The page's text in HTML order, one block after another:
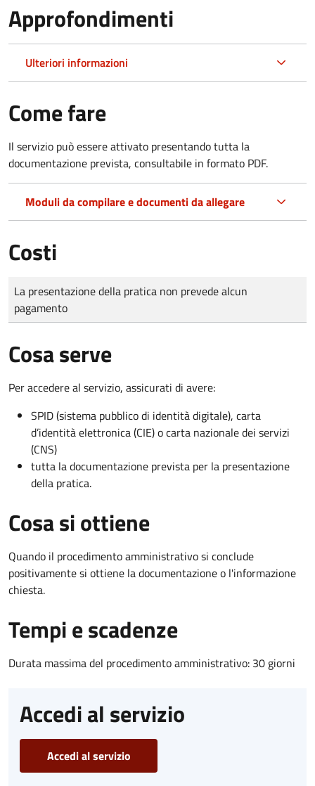
Approfondimenti
Ulteriori informazioni
Come fare
Il servizio può essere attivato presentando tutta la
documentazione prevista, consultabile in formato PDF.
Moduli da compilare e documenti da allegare
Costi
Tipo di pagamento
Importo
La presentazione della pratica non prevede alcun
pagamento
Cosa serve
Per accedere al servizio, assicurati di avere:
SPID (sistema pubblico di identità digitale), carta
d’identità elettronica (CIE) o carta nazionale dei servizi
(CNS)
tutta la documentazione prevista per la presentazione
della pratica.
Cosa si ottiene
Quando il procedimento amministrativo si conclude
positivamente si ottiene la documentazione o l'informazione
chiesta.
Tempi e scadenze
Durata massima del procedimento amministrativo: 30 giorni
Accedi al servizio
Accedi al servizio